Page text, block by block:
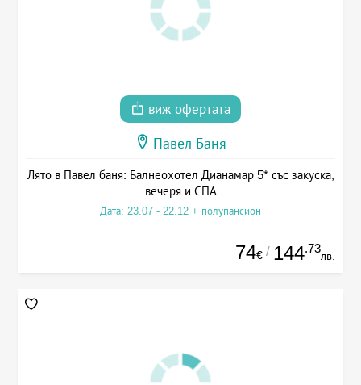
виж офертата
Павел Баня
Лято в Павел баня: Балнеохотел Дианамар 5* със закуска,
вечеря и СПА
Дата: 23.07 - 22.12 + полупансион
74€ / 144.73
лв.